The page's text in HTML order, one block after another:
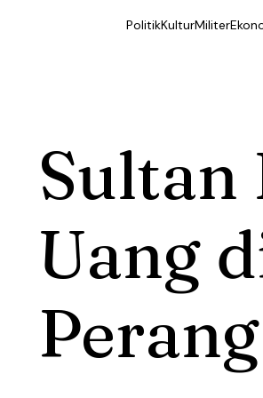
PolitikKulturMiliter
Sultan
Uang
Perang